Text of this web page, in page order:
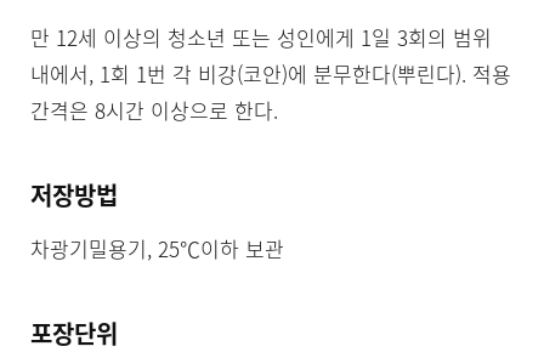
만 12세 이상의 청소년 또는 성인에게 1일 3회의 범위
내에서, 1회 1번 각 비강(코안)에 분무한다(뿌린다). 적용
간격은 8시간 이상으로 한다.
저장방법
차광기밀용기, 25℃이하 보관
포장단위